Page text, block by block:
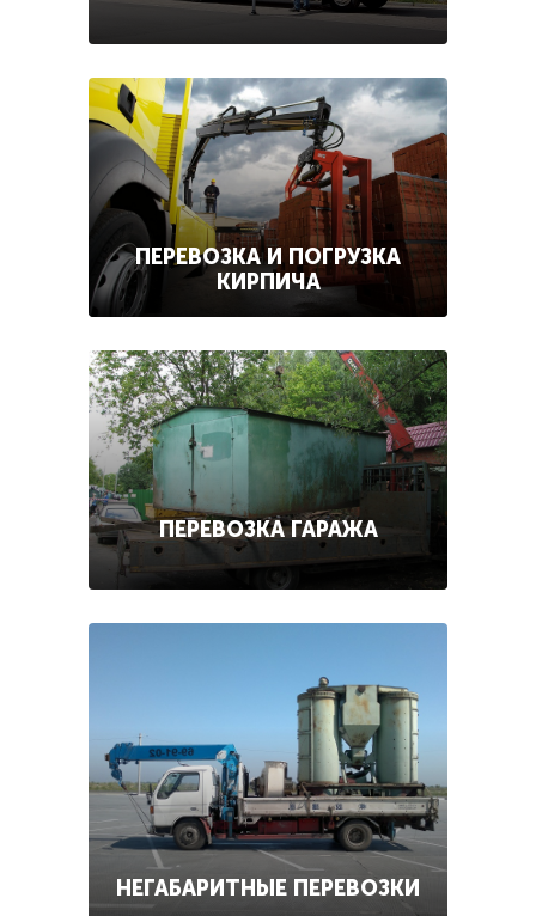
ПЕРЕВОЗКА И ПОГРУЗКА
КИРПИЧА
ПЕРЕВОЗКА ГАРАЖА
НЕГАБАРИТНЫЕ ПЕРЕВОЗКИ